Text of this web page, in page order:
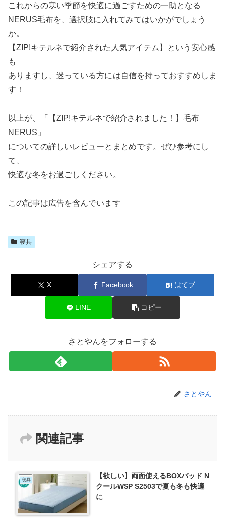
これからの寒い季節を快適に過ごすための一助となる
NERUS毛布を、選択肢に入れてみてはいかがでしょう
か。
【ZIP!キテルネで紹介された人気アイテム】という安心感
も
ありますし、迷っている方には自信を持っておすすめしま
す！
以上が、「【ZIP!キテルネで紹介されました！】毛布
NERUS」
についての詳しいレビューとまとめです。ぜひ参考にし
て、
快適な冬をお過ごしください。
この記事は広告を含んでいます
寝具
シェアする
X Facebook はてブ
LINE コピー
さとやんをフォローする
さとやん
関連記事
寝具
【欲しい】両面使えるBOXパッド N
クールWSP S2503で夏も冬も快適
に